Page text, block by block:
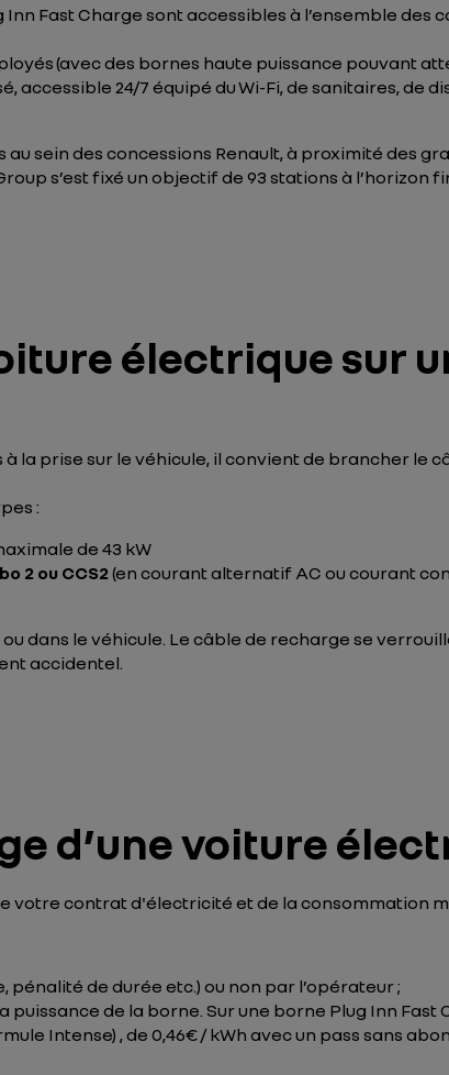
Fast Charge sont accessibles à l’ensemble des
(avec des bornes haute puissance pouvant
accessible 24/7 équipé du Wi-Fi, de sanitaires, de
sein des concessions Renault, à proximité des
s’est fixé un objectif de 93 stations à l’horizon
électrique sur
la prise sur le véhicule, il convient de brancher le
:
de 43 kW
2 ou CCS2(en courant alternatif AC ou courant
dans le véhicule. Le câble de recharge se
accidentel.
d’une voiture
votre contrat d'électricité et de la consommation
de durée etc.) ou non par l’opérateur ;
de la borne. Sur une borne Plug Inn Fast
Intense) , de 0,46€ / kWh avec un pass sans